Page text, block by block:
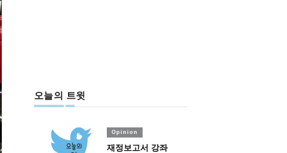
오늘의 트윗
Opinion
재정보고서 강좌